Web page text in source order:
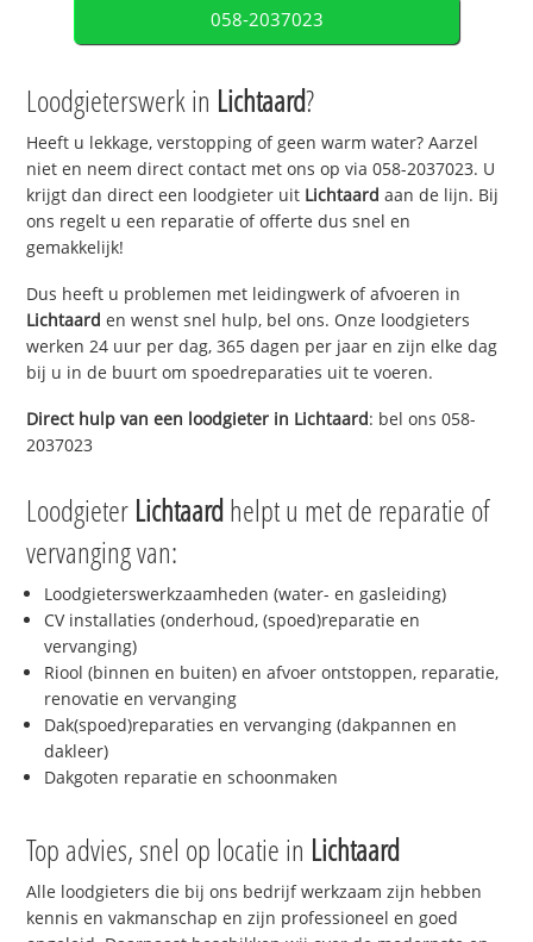
058-2037023
Loodgieterswerk in Lichtaard?
Heeft u lekkage, verstopping of geen warm water? Aarzel
niet en neem direct contact met ons op via 058-2037023. U
krijgt dan direct een loodgieter uit Lichtaard aan de lijn. Bij
ons regelt u een reparatie of offerte dus snel en
gemakkelijk!
Dus heeft u problemen met leidingwerk of afvoeren in
Lichtaard en wenst snel hulp, bel ons. Onze loodgieters
werken 24 uur per dag, 365 dagen per jaar en zijn elke dag
bij u in de buurt om spoedreparaties uit te voeren.
Direct hulp van een loodgieter in Lichtaard: bel ons 058-
2037023
Loodgieter Lichtaardhelpt u met de reparatie of
vervanging van:
Loodgieterswerkzaamheden (water- en gasleiding)
CV installaties (onderhoud, (spoed)reparatie en
vervanging)
Riool (binnen en buiten) en afvoer ontstoppen, reparatie,
renovatie en vervanging
Dak(spoed)reparaties en vervanging (dakpannen en
dakleer)
Dakgoten reparatie en schoonmaken
Top advies, snel op locatie in Lichtaard
Alle loodgieters die bij ons bedrijf werkzaam zijn hebben
kennis en vakmanschap en zijn professioneel en goed